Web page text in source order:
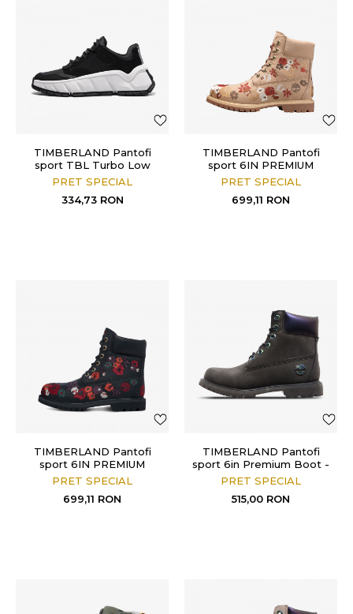
TIMBERLAND Pantofi
sport TBL Turbo Low
PRET SPECIAL
334,73 RON
TIMBERLAND Pantofi
sport 6IN PREMIUM
BOOT W/B
PRET SPECIAL
699,11 RON
TIMBERLAND Pantofi
sport 6IN PREMIUM
BOOT W/B JET BLACK
PRET SPECIAL
699,11 RON
TIMBERLAND Pantofi
sport 6in Premium Boot -
W
PRET SPECIAL
515,00 RON